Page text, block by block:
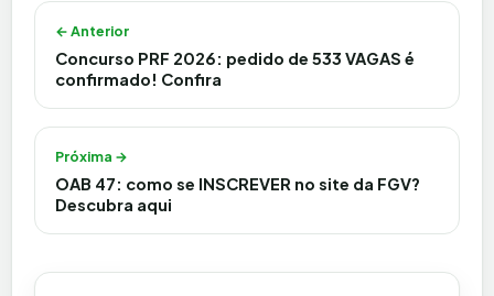
Navegação de Post
← Anterior
Concurso PRF 2026: pedido de 533 VAGAS é
confirmado! Confira
Próxima →
OAB 47: como se INSCREVER no site da FGV?
Descubra aqui